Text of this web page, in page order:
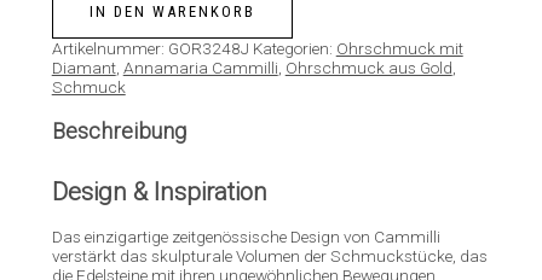
IN DEN WARENKORB
Artikelnummer: GOR3248J Kategorien: Ohrschmuck mit
Diamant, Annamaria Cammilli Ohrschmuck aus Gold
Schmuck
Beschreibung
Design & Inspiration
Das einzigartige zeitgenössische Design von Cammilli
verstärkt das skulpturale Volumen der Schmuckstücke, das
die Edelsteine mit ihren ungewöhnlichen Bewegungen